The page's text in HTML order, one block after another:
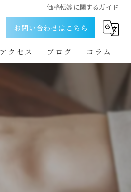
価格転嫁に関するガイド
お問い合わせはこちら
アクセス ブログ コラム